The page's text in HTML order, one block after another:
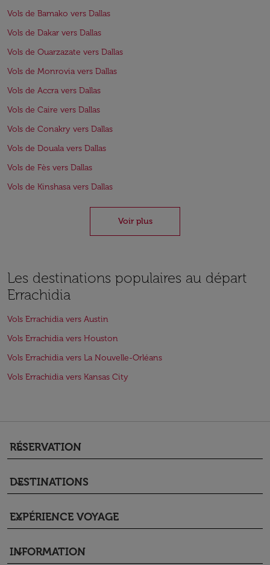
Vols de Bamako vers Dallas
Vols de Dakar vers Dallas
Vols de Ouarzazate vers Dallas
Vols de Monrovia vers Dallas
Vols de Accra vers Dallas
Vols de Caire vers Dallas
Vols de Conakry vers Dallas
Vols de Douala vers Dallas
Vols de Fès vers Dallas
Vols de Kinshasa vers Dallas
Voir plus
Les destinations populaires au départ
Errachidia
Vols Errachidia vers Austin
Vols Errachidia vers Houston
Vols Errachidia vers La Nouvelle-Orléans
Vols Errachidia vers Kansas City
RÉSERVATION
keyboard_arrow_down
DESTINATIONS
keyboard_arrow_down
EXPÉRIENCE VOYAGE
keyboard_arrow_down
INFORMATION
keyboard_arrow_down